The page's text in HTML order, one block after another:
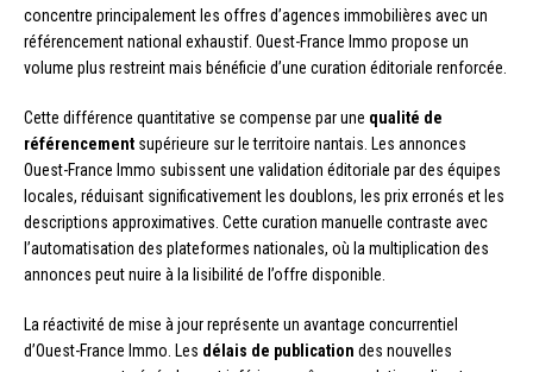
concentre principalement les offres d’agences immobilières avec un
référencement national exhaustif. Ouest-France Immo propose un
volume plus restreint mais bénéficie d’une curation éditoriale renforcée.
Cette différence quantitative se compense par une qualité de
référencement supérieure sur le territoire nantais. Les annonces
Ouest-France Immo subissent une validation éditoriale par des équipes
locales, réduisant significativement les doublons, les prix erronés et les
descriptions approximatives. Cette curation manuelle contraste avec
l’automatisation des plateformes nationales, où la multiplication des
annonces peut nuire à la lisibilité de l’offre disponible.
La réactivité de mise à jour représente un avantage concurrentiel
d’Ouest-France Immo. Les délais de publication des nouvelles